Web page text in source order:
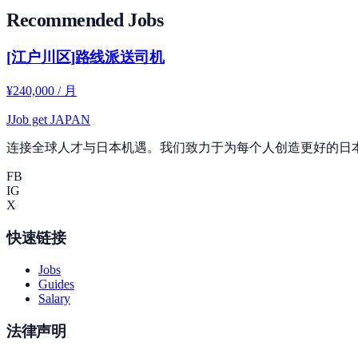
Recommended Jobs
[江户川区]路线派送司机
¥240,000 / 月
JJob get JAPAN
连接全球人才与日本机遇。我们致力于为每个人创造更好的日
FB
IG
X
快速链接
Jobs
Guides
Salary
法律声明